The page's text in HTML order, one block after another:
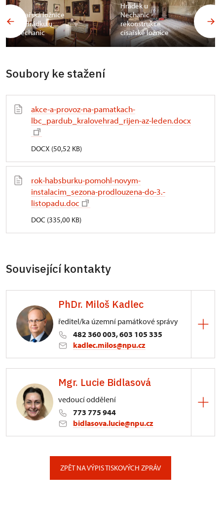
Císařská ložnice
na Hrádku u
Nechanic
Hrádek u
Nechanic -
rekonstrukce
císařské ložnice
Soubory ke stažení
akce-a-provoz-na-pamatkach-
lbc_pardub_kralovehrad_rijen-az-leden.docx
DOCX (50,52 KB)
rok-habsburku-pomohl-novym-
instalacim_sezona-prodlouzena-do-3.-
listopadu.doc
DOC (335,00 KB)
Související kontakty
PhDr. Miloš Kadlec
ředitel/ka územní památkové správy
482 360 003, 603 105 335
kadlec.milos@npu.cz
3/, Sychrov 3
Mgr. Lucie Bidlasová
vedoucí oddělení
773 775 944
bidlasova.lucie@npu.cz
ZPĚT NA VÝPIS TISKOVÝCH ZPRÁV